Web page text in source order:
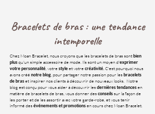
Bracelets de bras : une tendance
intemporelle
Chez Moan Bracelet, nous croyons que les bracelets de bras sont bien
plusqu'un simple accessoire de mode. Ils sont un moyen d'exprimer
votre personnalité, votrestyleet votrecréativité.C'est pourquoi nous
avons créénotre blog, pour partager notre passion pour les bracelets
de braset inspirer nos clients à découvrir de nouveaux looks. Notre
blog est conçu pour vous aider à découvrir lesdernières tendancesen
matière de bracelets de bras, vous donner desconseilssur la façon de
les porter et de les assortir avec votre garde-robe, et vous tenir
informé desévénements et promotionsen cours chez Moan Bracelet.